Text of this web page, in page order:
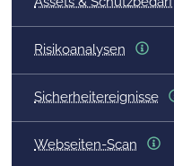
Risikoanalysen
Sicherheitereignisse
Webseiten-Scan